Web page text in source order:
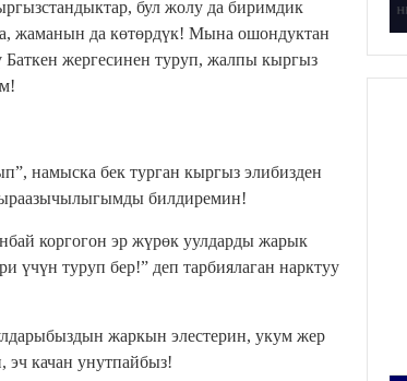
бул жолу да биримдик
жаманын да көтөрдүк! Мына ошондуктан
жергесинен туруп, жалпы кыргыз
намыска бек турган кыргыз элибизден
билдиремин!
коргогон эр жүрөк уулдарды жарык
үчүн туруп бер!” деп тарбиялаган нарктуу
жаркын элестерин, укум жер
эч качан унутпайбыз!